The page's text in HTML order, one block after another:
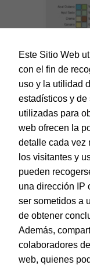
Dohe – Cartulina
EAN:
©
28970
Este Sitio Web
con el fin de
uso y la utilidad
estadísticos y
utilizadas para
web ofrecen la
detalle cada vez
los visitantes y
pueden
una dirección IP
ser sometidos a
de obtener
Además,
colaboradores
web, quienes